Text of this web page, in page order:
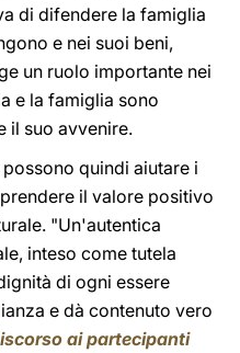
di difendere la famiglia
e nei suoi beni,
un ruolo importante nei
e la famiglia sono
il suo avvenire.
quindi aiutare i
il valore positivo
"Un'autentica
inteso come tutela
di ogni essere
e dà contenuto vero
ai partecipanti